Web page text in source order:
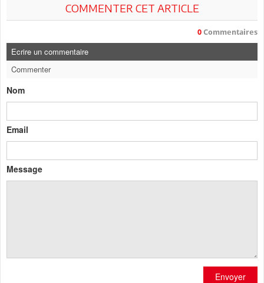
COMMENTER CET ARTICLE
0 Commentaires
Ecrire un commentaire
Commenter
Nom
Email
Message
Envoyer